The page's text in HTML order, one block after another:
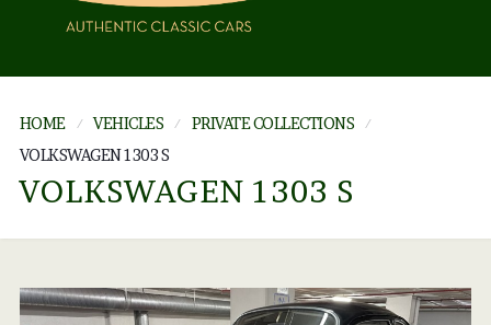
HOME VEHICLES
PRIVATE COLLECTIONS
VOLKSWAGEN 1303 S
VOLKSWAGEN 1303 S